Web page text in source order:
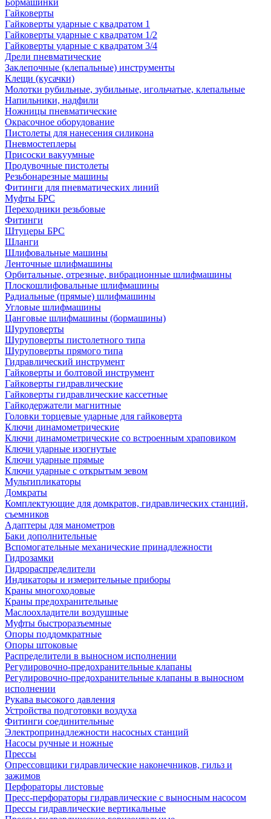
Бормашинки
Гайковерты
Гайковерты ударные с квадратом 1
Гайковерты ударные с квадратом 1/2
Гайковерты ударные с квадратом 3/4
Дрели пневматические
Заклепочные (клепальные) инструменты
Клещи (кусачки)
Молотки рубильные, зубильные, игольчатые, клепальные
Напильники, надфили
Ножницы пневматические
Окрасочное оборудование
Пистолеты для нанесения силикона
Пневмостеплеры
Присоски вакуумные
Продувочные пистолеты
Резьбонарезные машины
Фитинги для пневматических линий
Муфты БРС
Переходники резьбовые
Фитинги
Штуцеры БРС
Шланги
Шлифовальные машины
Ленточные шлифмашины
Орбитальные, отрезные, вибрационные шлифмашины
Плоскошлифовальные шлифмашины
Радиальные (прямые) шлифмашины
Угловые шлифмашины
Цанговые шлифмашины (бормашины)
Шуруповерты
Шуруповерты пистолетного типа
Шуруповерты прямого типа
Гидравлический инструмент
Гайковерты и болтовой инструмент
Гайковерты гидравлические
Гайковерты гидравлические кассетные
Гайкодержатели магнитные
Головки торцевые ударные для гайковерта
Ключи динамометрические
Ключи динамометрические со встроенным храповиком
Ключи ударные изогнутые
Ключи ударные прямые
Ключи ударные с открытым зевом
Мультипликаторы
Домкраты
Комплектующие для домкратов, гидравлических станций,
съемников
Адаптеры для манометров
Баки дополнительные
Вспомогательные механические принадлежности
Гидрозамки
Гидрораспределители
Индикаторы и измерительные приборы
Краны многоходовые
Краны предохранительные
Маслоохладители воздушные
Муфты быстроразъемные
Опоры поддомкратные
Опоры штоковые
Распределители в выносном исполнении
Регулировочно-предохранительные клапаны
Регулировочно-предохранительные клапаны в выносном
исполнении
Рукава высокого давления
Устройства подготовки воздуха
Фитинги соединительные
Электропринадлежности насосных станций
Насосы ручные и ножные
Прессы
Опрессовщики гидравлические наконечников, гильз и
зажимов
Перфораторы листовые
Пресс-перфораторы гидравлические с выносным насосом
Прессы гидравлические вертикальные